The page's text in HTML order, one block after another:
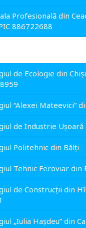
Profesională din
886722688
de Ecologie din
“Alexei Mateevici”
de Industrie
Politehnic din Bălţi
Tehnic Feroviar din
de Construcţii din
„Iulia Haşdeu” din